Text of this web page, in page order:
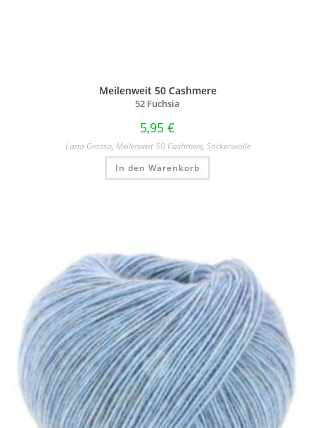
Meilenweit 50 Cashmere
52 Fuchsia
5,95 €
Lana Grossa, Meilenweit 50 Cashmere, Sockenwolle
In den Warenkorb